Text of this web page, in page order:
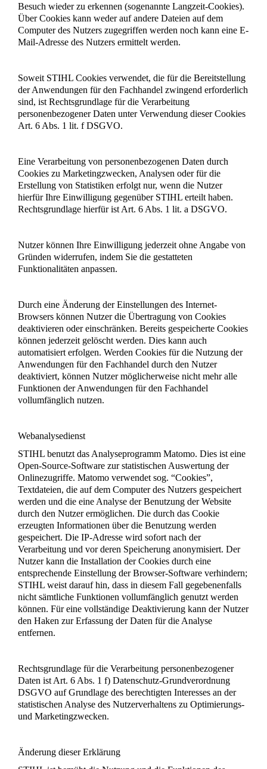
Besuch wieder zu erkennen (sogenannte Langzeit-Cookies).
Über Cookies kann weder auf andere Dateien auf dem
Computer des Nutzers zugegriffen werden noch kann eine E-
Mail-Adresse des Nutzers ermittelt werden.
Soweit STIHL Cookies verwendet, die für die Bereitstellung
der Anwendungen für den Fachhandel zwingend erforderlich
sind, ist Rechtsgrundlage für die Verarbeitung
personenbezogener Daten unter Verwendung dieser Cookies
Art. 6 Abs. 1 lit. f DSGVO.
Eine Verarbeitung von personenbezogenen Daten durch
Cookies zu Marketingzwecken, Analysen oder für die
Erstellung von Statistiken erfolgt nur, wenn die Nutzer
hierfür Ihre Einwilligung gegenüber STIHL erteilt haben.
Rechtsgrundlage hierfür ist Art. 6 Abs. 1 lit. a DSGVO.
Nutzer können Ihre Einwilligung jederzeit ohne Angabe von
Gründen widerrufen, indem Sie die gestatteten
Funktionalitäten anpassen.
Durch eine Änderung der Einstellungen des Internet-
Browsers können Nutzer die Übertragung von Cookies
deaktivieren oder einschränken. Bereits gespeicherte Cookies
können jederzeit gelöscht werden. Dies kann auch
automatisiert erfolgen. Werden Cookies für die Nutzung der
Anwendungen für den Fachhandel durch den Nutzer
deaktiviert, können Nutzer möglicherweise nicht mehr alle
Funktionen der Anwendungen für den Fachhandel
vollumfänglich nutzen.
Webanalysedienst
STIHL benutzt das Analyseprogramm Matomo. Dies ist eine
Open-Source-Software zur statistischen Auswertung der
Onlinezugriffe. Matomo verwendet sog. “Cookies”,
Textdateien, die auf dem Computer des Nutzers gespeichert
werden und die eine Analyse der Benutzung der Website
durch den Nutzer ermöglichen. Die durch das Cookie
erzeugten Informationen über die Benutzung werden
gespeichert. Die IP-Adresse wird sofort nach der
Verarbeitung und vor deren Speicherung anonymisiert. Der
Nutzer kann die Installation der Cookies durch eine
entsprechende Einstellung der Browser-Software verhindern;
STIHL weist darauf hin, dass in diesem Fall gegebenenfalls
nicht sämtliche Funktionen vollumfänglich genutzt werden
können. Für eine vollständige Deaktivierung kann der Nutzer
den Haken zur Erfassung der Daten für die Analyse
entfernen.
Rechtsgrundlage für die Verarbeitung personenbezogener
Daten ist Art. 6 Abs. 1 f) Datenschutz-Grundverordnung
DSGVO auf Grundlage des berechtigten Interesses an der
statistischen Analyse des Nutzerverhaltens zu Optimierungs-
und Marketingzwecken.
Änderung dieser Erklärung